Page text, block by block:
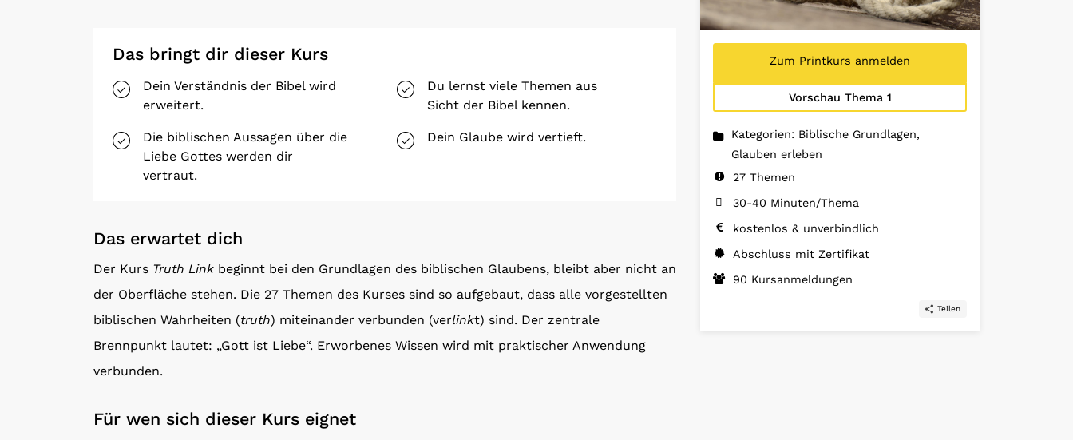
Das bringt dir dieser Kurs
Dein Verständnis der Bibel wird
erweitert.
Du lernst viele Themen aus
Sicht der Bibel kennen.
Die biblischen Aussagen über die
Liebe Gottes werden dir
vertraut.
Dein Glaube wird vertieft.
Das erwartet dich
Der Kurs Truth Link beginnt bei den Grundlagen des biblischen Glaubens, bleibt aber nicht an
der Oberfläche stehen. Die 27 Themen des Kurses sind so aufgebaut, dass alle vorgestellten
biblischen Wahrheiten (truth) miteinander verbunden (verlinkt) sind. Der zentrale
Brennpunkt lautet: „Gott ist Liebe“. Erworbenes Wissen wird mit praktischer Anwendung
verbunden.
Für wen sich dieser Kurs eignet
Zum Printkurs anmelden
Vorschau Thema 1
Kategorien: Biblische Grundlagen,
Glauben erleben
27 Themen
30-40 Minuten/Thema
kostenlos & unverbindlich
Abschluss mit Zertifikat
90 Kursanmeldungen
Teilen